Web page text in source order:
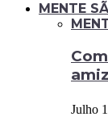
MENTE SÃ
Julho